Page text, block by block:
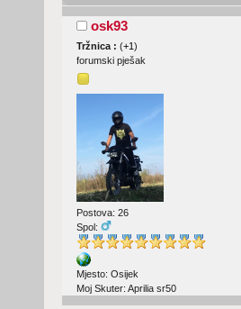
osk93
Tržnica : (+1)
forumski pješak
Postova: 26
Spol:
Mjesto: Osijek
Moj Skuter: Aprilia sr50